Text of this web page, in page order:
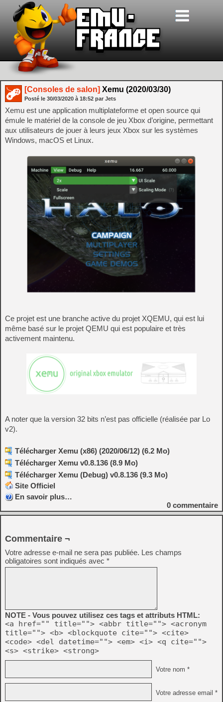
[Consoles de salon] Xemu (2020/03/30)
Posté le 30/03/2020 à 18:52 par Jets
Xemu est une application multiplateforme et open source qui
émule le matériel de la console de jeu Xbox d’origine, permettant
aux utilisateurs de jouer à leurs jeux Xbox sur les systèmes
Windows, macOS et Linux.
Ce projet est une branche active du projet XQEMU, qui est lui
même basé sur le projet QEMU qui est populaire et très
activement maintenu.
A noter que la version 32 bits n’est pas officielle (réalisée par Lo
v2).
Télécharger Xemu (x86) (2020/06/12) (6.2 Mo)
Télécharger Xemu v0.8.136 (8.9 Mo)
Télécharger Xemu (Debug) v0.8.136 (9.3 Mo)
Site Officiel
En savoir plus…
0 commentaire
Commentaire ¬
Votre adresse e-mail ne sera pas publiée. Les champs
obligatoires sont indiqués avec *
NOTE - Vous pouvez utilisez ces tags et attributs HTML:
<a href="" title=""> <abbr title=""> <acronym
title=""> <b> <blockquote cite=""> <cite>
<code> <del datetime=""> <em> <i> <q cite="">
<s> <strike> <strong>
Votre nom *
Votre adresse email *